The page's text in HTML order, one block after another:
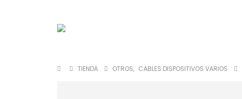
TIENDA OTROS, CABLES DISPOSITIVOS VARIOS